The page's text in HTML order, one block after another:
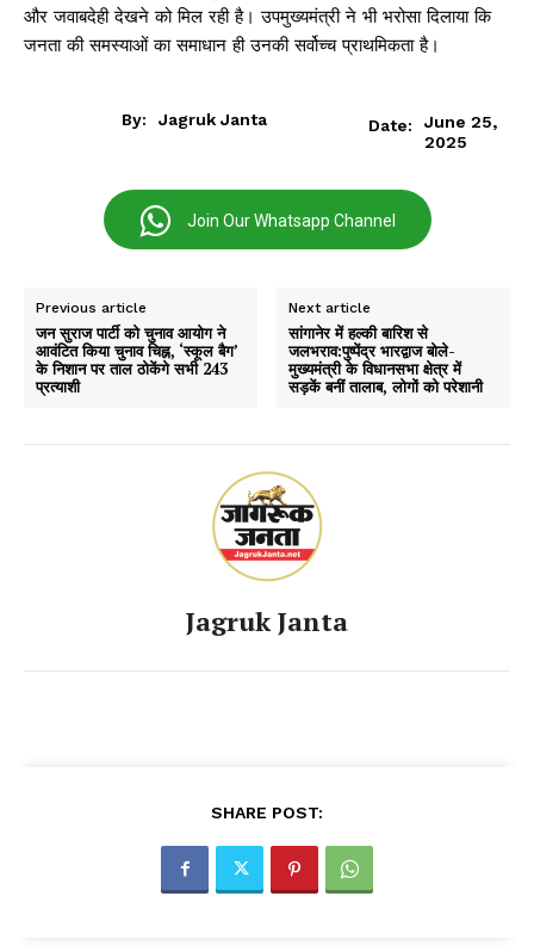
और जवाबदेही देखने को मिल रही है। उपमुख्यमंत्री ने भी भरोसा दिलाया कि
जनता की समस्याओं का समाधान ही उनकी सर्वोच्च प्राथमिकता है।
By: Jagruk Janta Date:
June 25,
2025
Join Our Whatsapp Channel
Previous article
जन सुराज पार्टी को चुनाव आयोग ने
आवंटित किया चुनाव चिह्न, ‘स्कूल बैग’
के निशान पर ताल ठोकेंगे सभी 243
प्रत्याशी
Next article
सांगानेर में हल्की बारिश से
जलभराव:पुष्पेंद्र भारद्वाज बोले-
मुख्यमंत्री के विधानसभा क्षेत्र में
सड़कें बनीं तालाब, लोगों को परेशानी
Jagruk Janta
SHARE POST: